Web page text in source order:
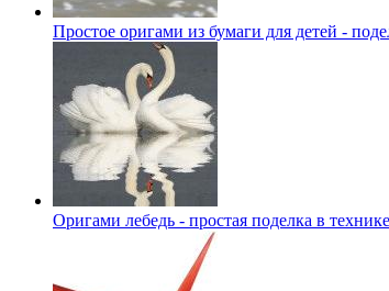
Простое оригами из бумаги для детей -
Оригами лебедь - простая поделка в